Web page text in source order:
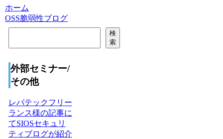
ホーム
OSS脆弱性ブログ
検
索
外部セミナー/
その他
レバテックフリー
ランス様の記事に
てSIOSセキュリ
ティブログが紹介